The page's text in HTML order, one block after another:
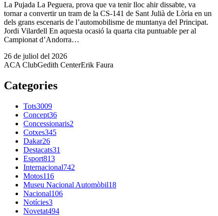
La Pujada La Peguera, prova que va tenir lloc ahir dissabte, va
tornar a convertir un tram de la CS-141 de Sant Julià de Lòria en un
dels grans escenaris de l’automobilisme de muntanya del Principat.
Jordi Vilardell En aquesta ocasió la quarta cita puntuable per al
Campionat d’Andorra…
26 de juliol del 2026
ACA ClubGedith CenterErik Faura
Categories
Tots3009
Concept36
Concessionaris2
Cotxes345
Dakar26
Destacats31
Esport813
Internacional742
Motos116
Museu Nacional Automòbil18
Nacional106
Notícies3
Novetat494